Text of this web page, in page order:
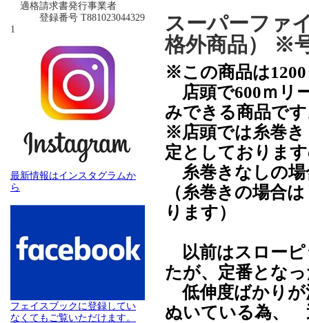
適格請求書発行事業者
登録番号 T881023044329
1
最新情報はインスタグラムか
ら
フェイスブックに登録してい
なくてもご覧いただけます。
スーパーファ
格外商品） ※
※この商品は
店頭で600ｍリ
みできる商品で
※店頭では糸巻き
定としておりま
糸巻きなしの場
（糸巻きの場合
ります）
以前はスローピ
たが、定番とな
低伸度ばかりが
ぬいている為、